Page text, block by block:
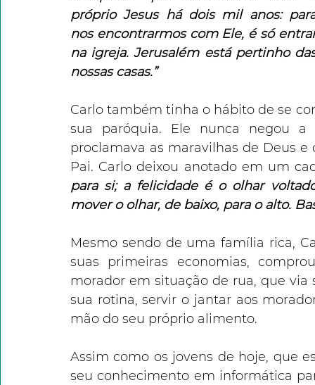
próprio Jesus há dois mil anos:
nos encontrarmos com Ele, é só
na igreja. Jerusalém está pertinho
nossas casas.”
Carlo também tinha o hábito de se
sua paróquia. Ele nunca negou
proclamava as maravilhas de Deus
Pai. Carlo deixou anotado em um
para si; a felicidade é o olhar
mover o olhar, de baixo, para o alto.
Mesmo sendo de uma família rica,
suas primeiras economias,
morador em situação de rua, que
sua rotina, servir o jantar aos
mão do seu próprio alimento.
Assim como os jovens de hoje, que
seu conhecimento em informática